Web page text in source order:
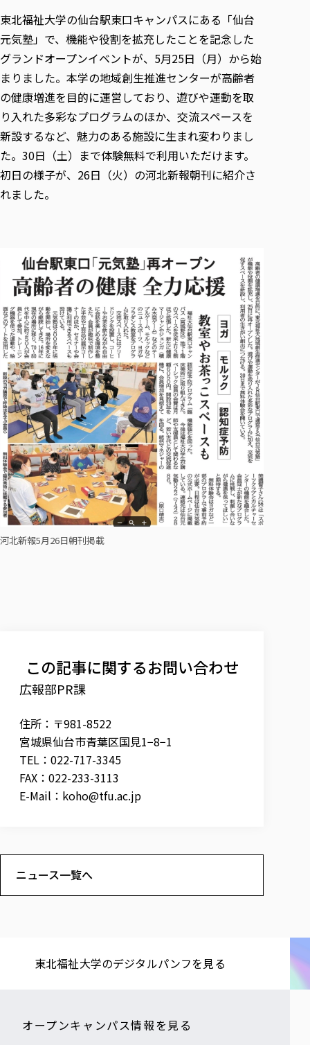
総合福祉学研究科 社会福祉学専攻 博士課程
総合福祉学研究科 福祉心理学専攻 修士課程
教育学研究科 教育学専攻 修士課程
通信教育部
通信制大学院 総合福祉学研究科 社会福祉学専攻 修士課程
通信制大学院 総合福祉学研究科 福祉心理学専攻 修士課程
カリキュラム（学部・大学院）
その他の就学機会
学びの特徴
学びの特徴
ICT教育
初年次教育（リエゾンゼミⅠ）
実学臨床教育（総合福祉学部のみ履修可能）
教員紹介・業績
学びのサポート
学びのサポート
宿舎の紹介
学生生活サポート
社会人学生の育児支援（一時預かり）
学生総合補償制度
スポーツ傷害保険
卒業後のキャリア支援体制
在学生による訪問、情報提供へのご協力のお願い
卒業生アンケート
東北福祉大学のDNA
在学生インタビュー
学生支援センター国際交流の活動
スタッフ紹介
ニュース一覧
教職研究
東北福祉大学教育・教職センター特別支援教育研究年報一覧
芹沢銈介美術工芸館年報
東北福祉大学機関リポジトリ
東北福祉大学オープンアクセス方針
産学・産学官連携
「高齢者のフレイル予防及びデジタルデバイド解消に向けた産
高齢者施設特化型モジュラー車いす開発
学生参加 × 産学官連携 ～ 「行学一如」の実践
社会貢献・地域連携活動
社会貢献・地域連携活動
社会貢献への取り組み
社会貢献・地域連携活動報告書
各種社会貢献活動の窓口
伝承講座「311『伝える／備える』次世代塾」
JICA草の根技術協力事業
被災地の子ども支援活動
生涯学習・社会人講座
自治体・団体等との主な協定
自治体・団体等との主な協定
研究者のご紹介
特別支援教育研究室
TFU教育フォーラム
施設利用
同窓会
学内ポータルシステム
Universal Passport
東北福祉大学の仙台駅東口キャンパスにある「仙台
元気塾」で、機能や役割を拡充したことを記念した
グランドオープンイベントが、5月25日（月）から始
まりました。本学の地域創生推進センターが高齢者
の健康増進を目的に運営しており、遊びや運動を取
り入れた多彩なプログラムのほか、交流スペースを
新設するなど、魅力のある施設に生まれ変わりまし
た。30日（土）まで体験無料で利用いただけます。
初日の様子が、26日（火）の河北新報朝刊に紹介さ
れました。
河北新報5月26日朝刊掲載
この記事に関するお問い合わせ
広報部PR課
住所：〒981-8522
宮城県仙台市青葉区国見1−8−1
TEL：022-717-3345
FAX：022-233-3113
E-Mail： koho@tfu.ac.jp
ニュース一覧へ
東北福祉大学の​デジタルパンフを​見る​
オープンキャンパス情報を見る